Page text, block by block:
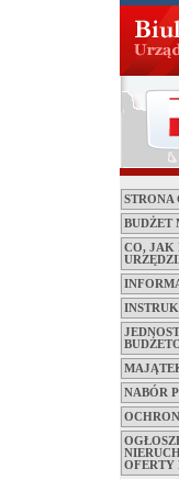
STRONA
BUDŻET
CO, JAK
NABÓR
OFERTY